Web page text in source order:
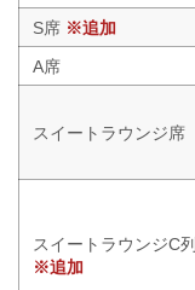
S席 ※追加
A席
スイートラウンジ席
スイートラウンジC列
※追加